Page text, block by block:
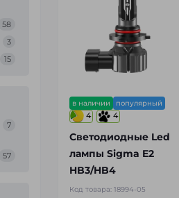
58
3
15
7
57
в наличии популярный
4 4
Светодиодные Led
лампы Sigma E2
HB3/HB4
Код товара: 18994-05